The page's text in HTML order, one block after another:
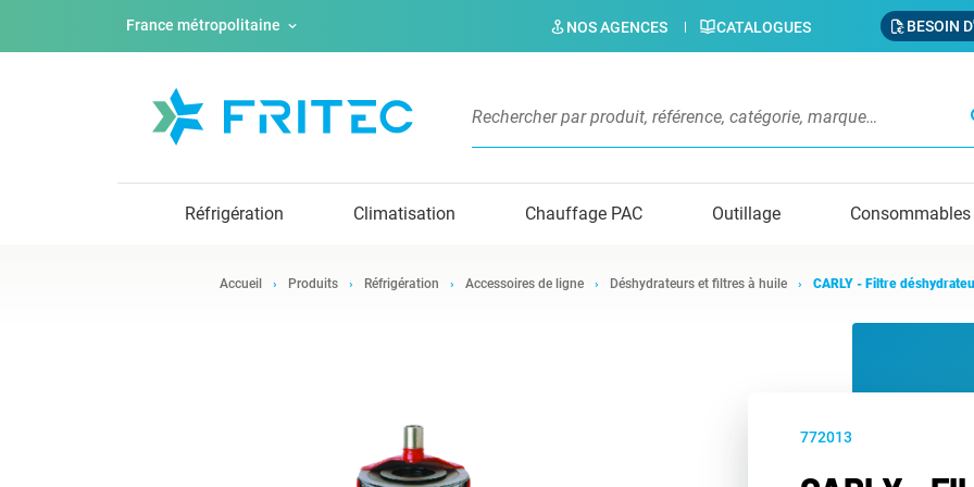
France métropolitaine NOS AGENCES CATALOGUES BESOIN
Réfrigération Climatisation Chauffage PAC Outillage Consommables
Accueil Produits Réfrigération Accessoires de ligne Déshydrateurs et filtres à huile CARLY - Filtre
772013